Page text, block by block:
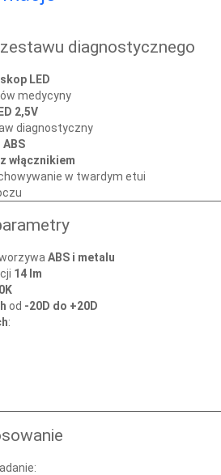
diagnostycznego
LED
medycyny
2,5V
diagnostyczny
ABS
włącznikiem
w twardym etui
ABS i metalu
14 lm
od -20D do +20D
: